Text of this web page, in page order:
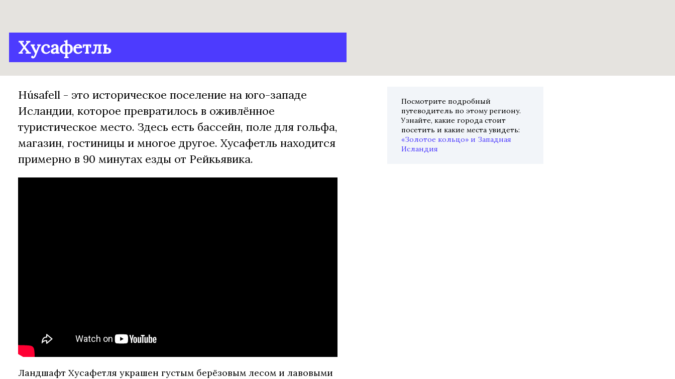
Хусафетль
Húsafell - это историческое поселение на юго-западе
Исландии, которое превратилось в оживлённое
туристическое место. Здесь есть бассейн, поле для гольфа,
магазин, гостиницы и многое другое. Хусафетль находится
примерно в 90 минутах езды от Рейкьявика.
Ландшафт Хусафетля украшен густым берёзовым лесом и лавовыми
Посмотрите подробный
путеводитель по этому региону.
Узнайте, какие города стоит
посетить и какие места увидеть:
«Золотое кольцо» и Западная
Исландия